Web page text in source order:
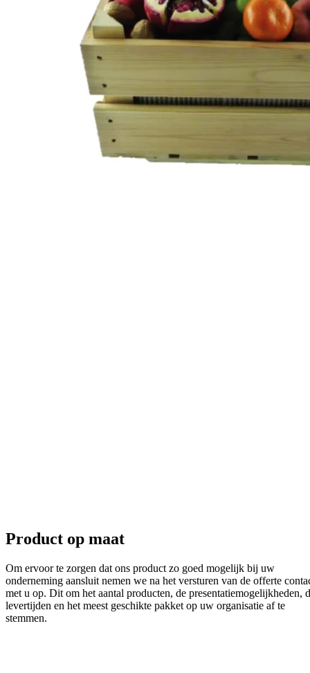
Product op maat
Om ervoor te zorgen dat ons product zo goed mogelijk bij uw
onderneming aansluit nemen we na het versturen van de offerte
met u op. Dit om het aantal producten, de presentatiemogelijkheden,
levertijden en het meest geschikte pakket op uw organisatie af te
stemmen.